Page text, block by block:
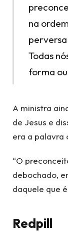
na
Todas
forma
A ministra
de Jesus e
era a palavra
“O
debochado,
daquele que
Redpill